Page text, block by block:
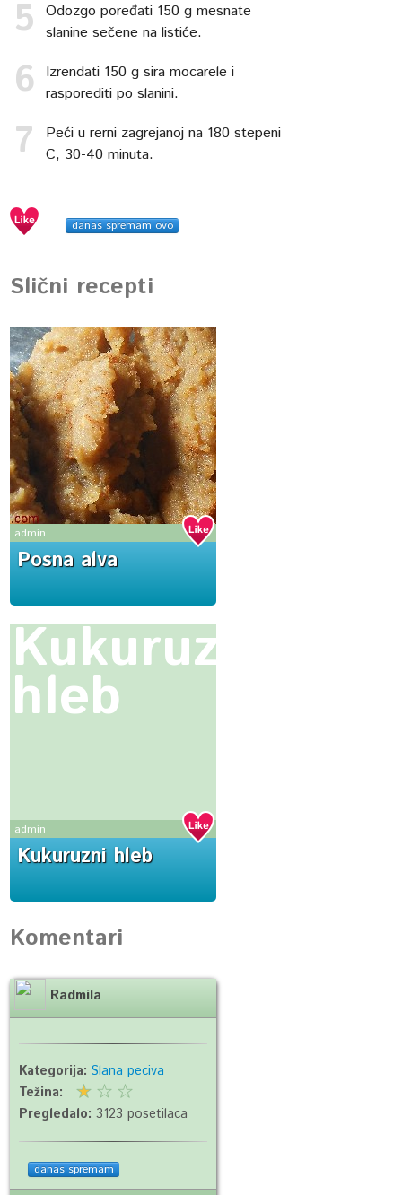
Odozgo poređati 150 g mesnate
slanine sečene na listiće.
Izrendati 150 g sira mocarele i
rasporediti po slanini.
Peći u rerni zagrejanoj na 180 stepeni
C, 30-40 minuta.
danas spremam ovo
Slični recepti
admin
Posna alva
Kukuruzni
hleb
admin
Kukuruzni hleb
Komentari
Radmila
Kategorija:Slana peciva
Težina:
Pregledalo: 3123 posetilaca
danas spremam